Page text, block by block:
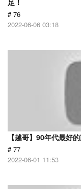
足！
# 76
2022-06-06 03:18
【越哥】90年代最好
# 77
2022-06-01 11:53